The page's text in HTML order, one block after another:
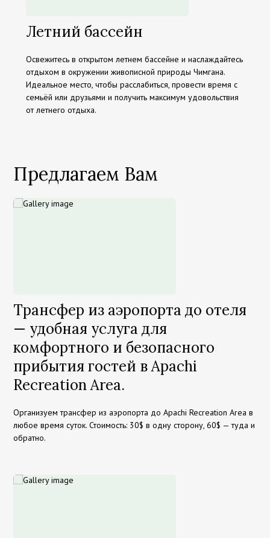
Летний бассейн
Освежитесь в открытом летнем бассейне и наслаждайтесь
отдыхом в окружении живописной природы Чимгана.
Идеальное место, чтобы расслабиться, провести время с
семьёй или друзьями и получить максимум удовольствия
от летнего отдыха.
Предлагаем Вам
Трансфер из аэропорта до отеля
— удобная услуга для
комфортного и безопасного
прибытия гостей в Apachi
Recreation Area.
Организуем трансфер из аэропорта до Apachi Recreation Area в
любое время суток. Стоимость: 30$ в одну сторону, 60$ — туда и
обратно.